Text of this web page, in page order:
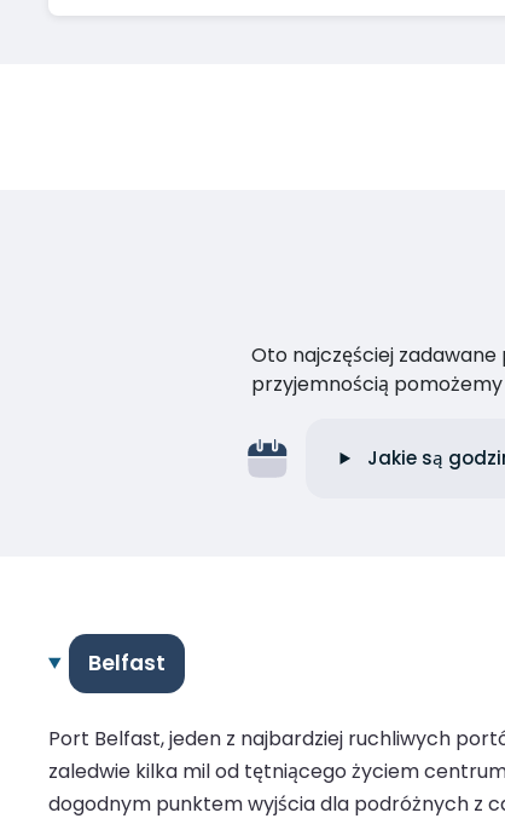
Oto najczęściej zadawane
przyjemnością
Jakie są
Belfast
Port Belfast, jeden z najbardziej ruchliwych
zaledwie kilka mil od tętniącego życiem
dogodnym punktem wyjścia dla podróżnych z